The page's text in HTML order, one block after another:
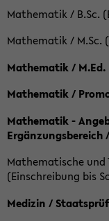
Mathematik / B.Sc.
Mathematik / M.Sc.
Mathematik / M.Ed.
Mathematik /
Mathematik -
Ergänzungsbereich
Mathematische und
(Einschreibung bis
Medizin /